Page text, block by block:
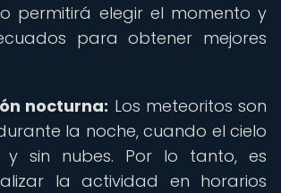
permitirá elegir el momento y
para obtener mejores
nocturna: Los meteoritos son
la noche, cuando el cielo
y sin nubes. Por lo tanto, es
la actividad en horarios